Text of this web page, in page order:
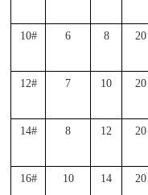
10# 6 8 20
12# 7 10 20
14# 8 12 20
16# 10 14 20